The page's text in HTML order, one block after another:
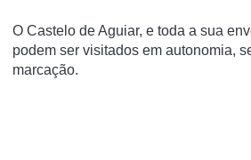
O Castelo de Aguiar, e toda a sua
podem ser visitados em autonomia,
marcação.